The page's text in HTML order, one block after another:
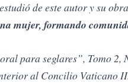
de este autor y su
mujer, formando
para seglares”, Tomo
al Concilio Vaticano